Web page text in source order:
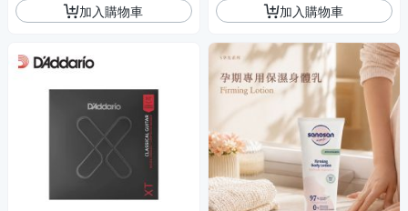
加入購物車 加入購物車